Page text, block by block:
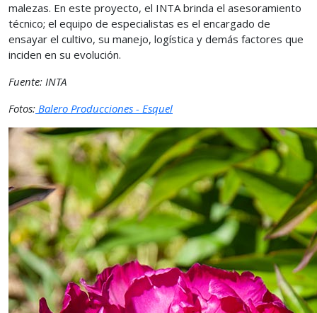
malezas. En este proyecto, el INTA brinda el asesoramiento
técnico; el equipo de especialistas es el encargado de
ensayar el cultivo, su manejo, logística y demás factores que
inciden en su evolución.
Fuente: INTA
Fotos: Balero Producciones - Esquel